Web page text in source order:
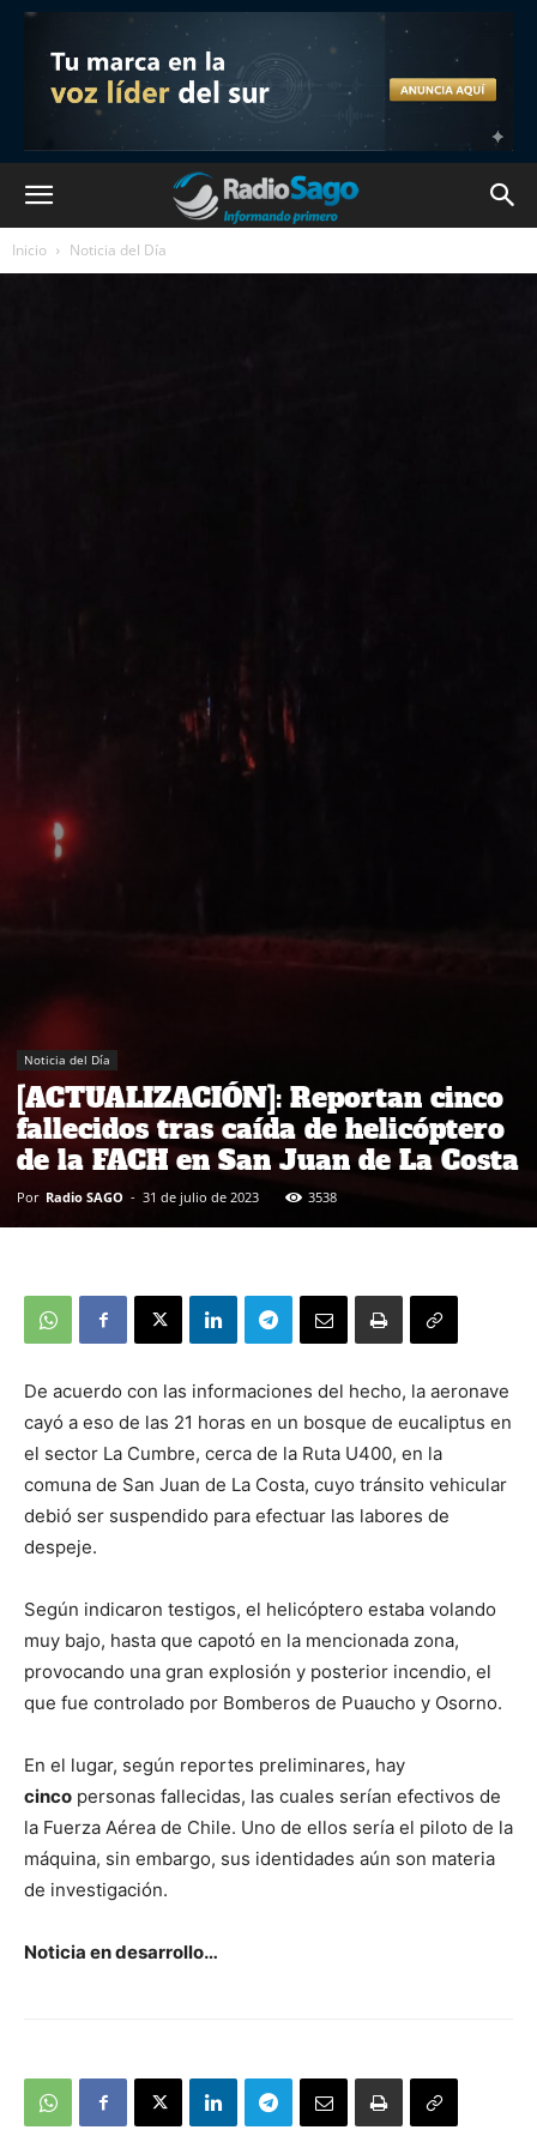
Inicio Noticia del Día
Noticia del Día
[ACTUALIZACIÓN]: Reportan cinco
fallecidos tras caída de helicóptero
de la FACH en San Juan de La Costa
Por Radio SAGO - 31 de julio de 2023 3538
De acuerdo con las informaciones del hecho, la aeronave
cayó a eso de las 21 horas en un bosque de eucaliptus en
el sector La Cumbre, cerca de la Ruta U400, en la
comuna de San Juan de La Costa, cuyo tránsito vehicular
debió ser suspendido para efectuar las labores de
despeje.
Según indicaron testigos, el helicóptero estaba volando
muy bajo, hasta que capotó en la mencionada zona,
provocando una gran explosión y posterior incendio, el
que fue controlado por Bomberos de Puaucho y Osorno.
En el lugar, según reportes preliminares, hay
cinco personas fallecidas, las cuales serían efectivos de
la Fuerza Aérea de Chile. Uno de ellos sería el piloto de la
máquina, sin embargo, sus identidades aún son materia
de investigación.
Noticia en desarrollo…